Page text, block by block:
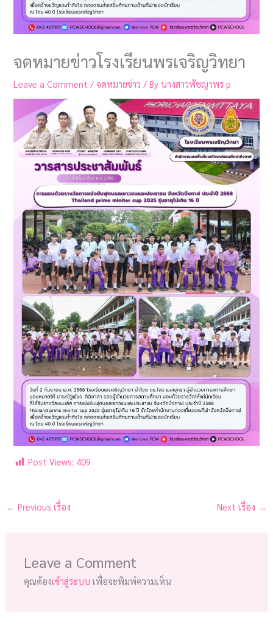
จดหมายข่าวโรงเรียนพรเจริญวิทยา
Leave a Comment / จดหมายข่าว / Byนางสาวพัชญาพร p
Post Views: 409
← Previous เรื่อง Next เรื่อง →
Leave a Comment
คุณต้องเข้าสู่ระบบ เพื่อจะพิมพ์ความเห็น